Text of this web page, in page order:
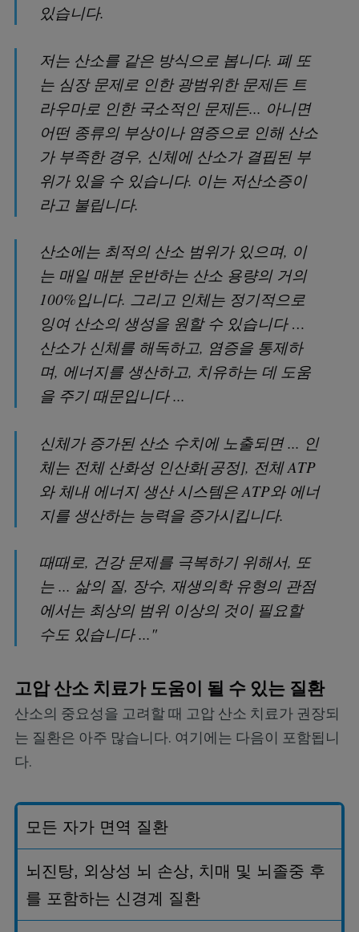
있습니다.
저는 산소를 같은 방식으로 봅니다. 폐 또
는 심장 문제로 인한 광범위한 문제든 트
라우마로 인한 국소적인 문제든... 아니면
어떤 종류의 부상이나 염증으로 인해 산소
가 부족한 경우, 신체에 산소가 결핍된 부
위가 있을 수 있습니다. 이는 저산소증이
라고 불립니다.
산소에는 최적의 산소 범위가 있으며, 이
는 매일 매분 운반하는 산소 용량의 거의
100%입니다. 그리고 인체는 정기적으로
잉여 산소의 생성을 원할 수 있습니다 …
산소가 신체를 해독하고, 염증을 통제하
며, 에너지를 생산하고, 치유하는 데 도움
을 주기 때문입니다 ...
신체가 증가된 산소 수치에 노출되면 ... 인
체는 전체 산화성 인산화[공정], 전체 ATP
와 체내 에너지 생산 시스템은 ATP와 에너
지를 생산하는 능력을 증가시킵니다.
때때로, 건강 문제를 극복하기 위해서, 또
는 ... 삶의 질, 장수, 재생의학 유형의 관점
에서는 최상의 범위 이상의 것이 필요할
수도 있습니다 ..."
고압 산소 치료가 도움이 될 수 있는 질환
산소의 중요성을 고려할 때 고압 산소 치료가 권장되
는 질환은 아주 많습니다. 여기에는 다음이 포함됩니
다.
모든 자가 면역 질환
뇌진탕, 외상성 뇌 손상, 치매 및 뇌졸중 후
를 포함하는 신경계 질환